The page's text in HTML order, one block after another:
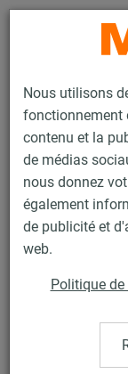
Nous utilisons
fonctionnement
contenu et la
de médias
nous donnez
également
de publicité et
web.
Politique
Produits
Patin et
Patin THV-2-100